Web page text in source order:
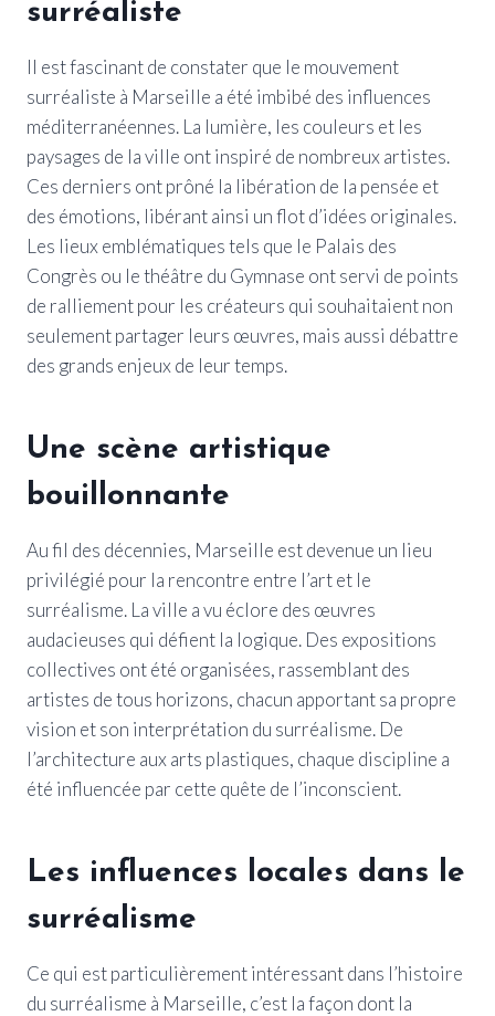
surréaliste
Il est fascinant de constater que le mouvement
surréaliste à Marseille a été imbibé des influences
méditerranéennes. La lumière, les couleurs et les
paysages de la ville ont inspiré de nombreux artistes.
Ces derniers ont prôné la libération de la pensée et
des émotions, libérant ainsi un flot d’idées originales.
Les lieux emblématiques tels que le Palais des
Congrès ou le théâtre du Gymnase ont servi de points
de ralliement pour les créateurs qui souhaitaient non
seulement partager leurs œuvres, mais aussi débattre
des grands enjeux de leur temps.
Une scène artistique
bouillonnante
Au fil des décennies, Marseille est devenue un lieu
privilégié pour la rencontre entre l’art et le
surréalisme. La ville a vu éclore des œuvres
audacieuses qui défient la logique. Des expositions
collectives ont été organisées, rassemblant des
artistes de tous horizons, chacun apportant sa propre
vision et son interprétation du surréalisme. De
l’architecture aux arts plastiques, chaque discipline a
été influencée par cette quête de l’inconscient.
Les influences locales dans le
surréalisme
Ce qui est particulièrement intéressant dans l’histoire
du surréalisme à Marseille, c’est la façon dont la